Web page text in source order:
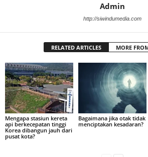
Admin
http://siwindumedia.com
RELATED ARTICLES MORE
Mengapa stasiun kereta
api berkecepatan tinggi
Korea dibangun jauh dari
pusat kota?
Bagaimana jika otak tidak
menciptakan kesadaran?